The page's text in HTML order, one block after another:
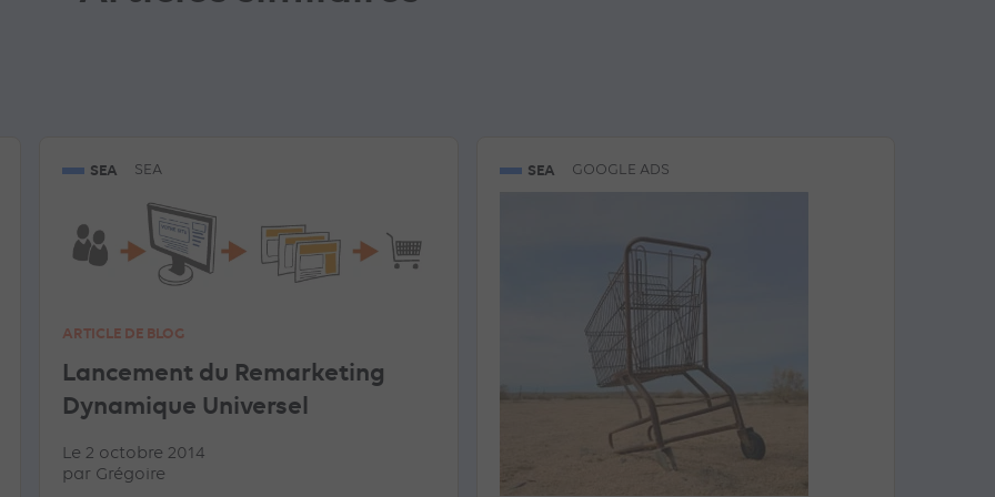
SEA SEA
ARTICLE DE BLOG
Lancement du Remarketing
Dynamique Universel
Le 2 octobre 2014
par Grégoire
SEA GOOGLE ADS